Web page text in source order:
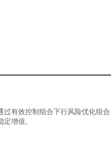
过有效控制组合下行风险优化组合
增值。